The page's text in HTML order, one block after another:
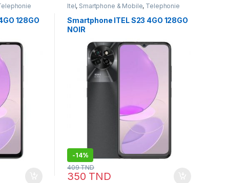
128GO
Itel, Smartphone & Mobile, Telephonie
Smartphone ITEL S23 4GO 128GO
NOIR
-14%
350 TND
409TND